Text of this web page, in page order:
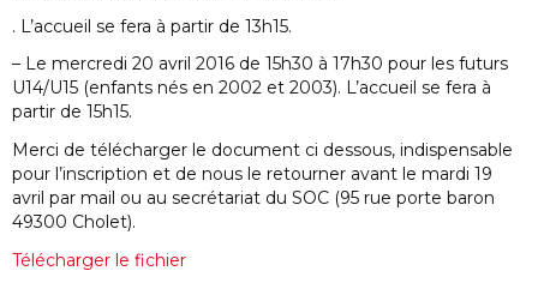
. L’accueil se fera à partir de 13h15.
– Le mercredi 20 avril 2016 de 15h30 à 17h30 pour les futurs
U14/U15 (enfants nés en 2002 et 2003). L’accueil se fera à
partir de 15h15.
Merci de télécharger le document ci dessous, indispensable
pour l’inscription et de nous le retourner avant le mardi 19
avril par mail ou au secrétariat du SOC (95 rue porte baron
49300 Cholet).
Télécharger le fichier